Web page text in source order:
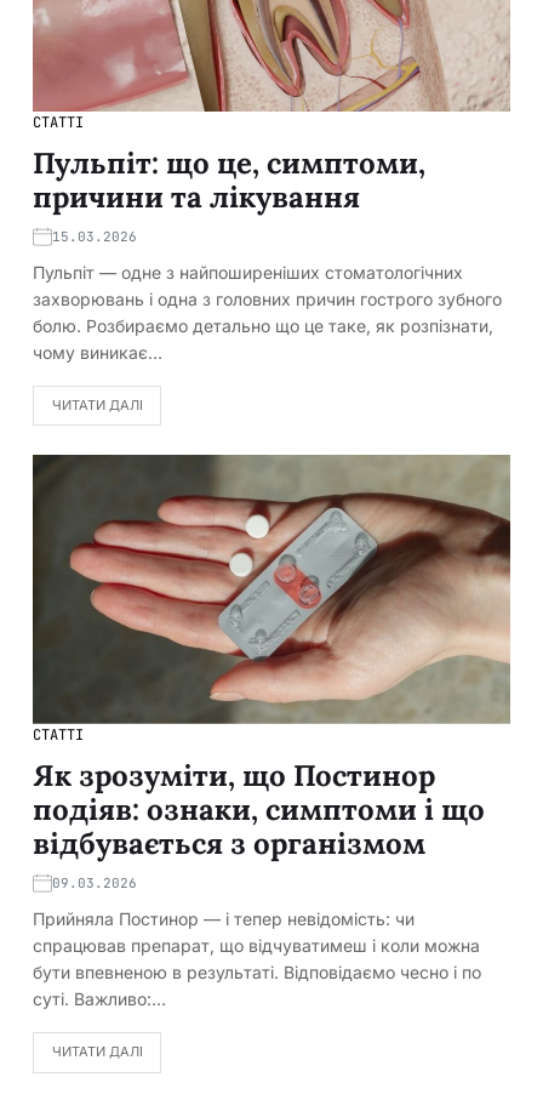
СТАТТІ
Пульпіт: що це, симптоми,
причини та лікування
15.03.2026
Пульпіт — одне з найпоширеніших стоматологічних
захворювань і одна з головних причин гострого зубного
болю. Розбираємо детально що це таке, як розпізнати,
чому виникає…
ЧИТАТИ ДАЛІ
СТАТТІ
Як зрозуміти, що Постинор
подіяв: ознаки, симптоми і що
відбувається з організмом
09.03.2026
Прийняла Постинор — і тепер невідомість: чи
спрацював препарат, що відчуватимеш і коли можна
бути впевненою в результаті. Відповідаємо чесно і по
суті. Важливо:…
ЧИТАТИ ДАЛІ